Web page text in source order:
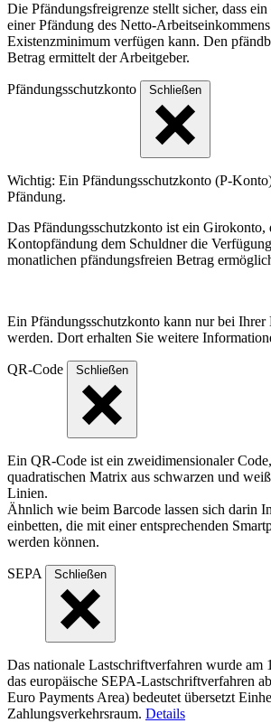
Die Pfändungsfreigrenze stellt sicher, dass
einer Pfändung des Netto-
Existenzminimum verfügen kann. Den
Betrag ermittelt der Arbeitgeber.
Pfändungsschutzkonto Schließen
Wichtig: Ein Pfändungsschutzkonto (P-
Pfändung.
Das Pfändungsschutzkonto ist ein Girokonto,
Kontopfändung dem Schuldner die
monatlichen pfändungsfreien Betrag
Ein Pfändungsschutzkonto kann nur bei Ihrer
werden. Dort erhalten Sie weitere
QR-Code Schließen
Ein QR-Code ist ein zweidimensionaler
quadratischen Matrix aus schwarzen und
Linien.
Ähnlich wie beim Barcode lassen sich darin
einbetten, die mit einer entsprechenden
werden können.
SEPA Schließen
Das nationale Lastschriftverfahren wurde am
das europäische SEPA-Lastschriftverfahren
Euro Payments Area) bedeutet übersetzt
Zahlungsverkehrsraum. Details